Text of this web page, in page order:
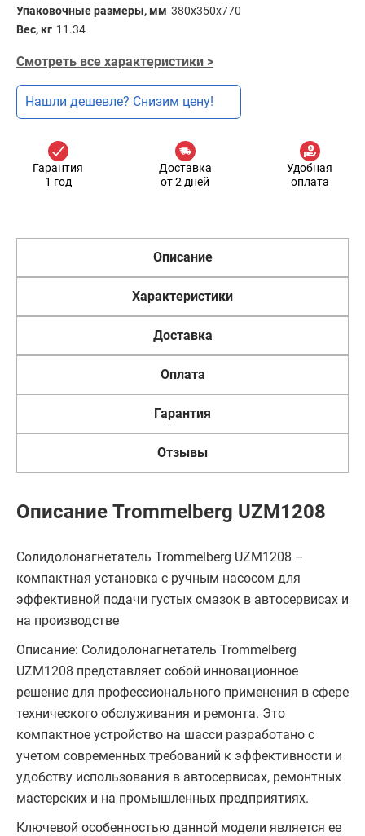
Упаковочные размеры, мм 380х350х770
Вес, кг 11.34
Смотреть все характеристики >
Нашли дешевле? Снизим цену!
Гарантия
1 год
Доставка
от 2 дней
Удобная
оплата
Описание
Характеристики
Доставка
Оплата
Гарантия
Отзывы
Описание Trommelberg UZM1208
Солидолонагнетатель Trommelberg UZM1208 –
компактная установка с ручным насосом для
эффективной подачи густых смазок в автосервисах и
на производстве
Описание: Солидолонагнетатель Trommelberg
UZM1208 представляет собой инновационное
решение для профессионального применения в сфере
технического обслуживания и ремонта. Это
компактное устройство на шасси разработано с
учетом современных требований к эффективности и
удобству использования в автосервисах, ремонтных
мастерских и на промышленных предприятиях.
Ключевой особенностью данной модели является ее